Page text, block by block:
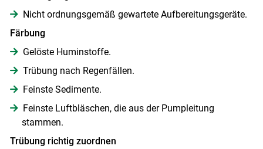
Nicht ordnungsgemäß gewartete Aufbereitungsgeräte.
Färbung
Gelöste Huminstoffe.
Trübung nach Regenfällen.
Feinste Sedimente.
Feinste Luftbläschen, die aus der Pumpleitung
stammen.
Trübung richtig zuordnen